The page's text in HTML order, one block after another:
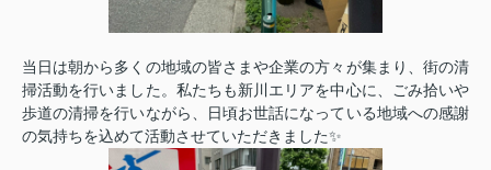
当日は朝から多くの地域の皆さまや企業の方々が集まり、街の清
掃活動を行いました。私たちも新川エリアを中心に、ごみ拾いや
歩道の清掃を行いながら、日頃お世話になっている地域への感謝
の気持ちを込めて活動させていただきました✨